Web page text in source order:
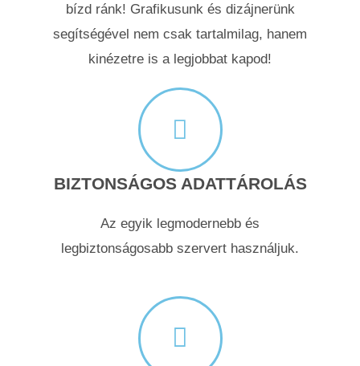
bízd ránk! Grafikusunk és dizájnerünk
segítségével nem csak tartalmilag, hanem
kinézetre is a legjobbat kapod!
BIZTONSÁGOS ADATTÁROLÁS
Az egyik legmodernebb és
legbiztonságosabb szervert használjuk.